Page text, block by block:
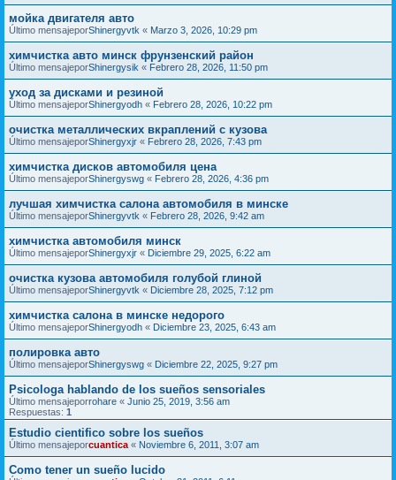
мойка двигателя авто
Último mensajeporShinergyvtk « Marzo 3, 2026, 10:29 pm
химчистка авто минск фрунзенский район
Último mensajeporShinergysik « Febrero 28, 2026, 11:50 pm
уход за дисками и резиной
Último mensajeporShinergyodh « Febrero 28, 2026, 10:22 pm
очистка металлических вкраплений с кузова
Último mensajeporShinergyxjr « Febrero 28, 2026, 7:43 pm
химчистка дисков автомобиля цена
Último mensajeporShinergyswg « Febrero 28, 2026, 4:36 pm
лучшая химчистка салона автомобиля в минске
Último mensajeporShinergyvtk « Febrero 28, 2026, 9:42 am
химчистка автомобиля минск
Último mensajeporShinergyxjr « Diciembre 29, 2025, 6:22 am
очистка кузова автомобиля голубой глиной
Último mensajeporShinergyvtk « Diciembre 28, 2025, 7:12 pm
химчистка салона в минске недорого
Último mensajeporShinergyodh « Diciembre 23, 2025, 6:43 am
полировка авто
Último mensajeporShinergyswg « Diciembre 22, 2025, 9:27 pm
Psicologa hablando de los sueños sensoriales
Último mensajeporrohare « Junio 25, 2019, 3:56 am
Respuestas: 1
Estudio cientifico sobre los sueños
Último mensajeporcuantica « Noviembre 6, 2011, 3:07 am
Como tener un sueño lucido